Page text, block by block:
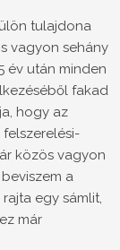
tulajdona
vagyon sehány
év után minden
fakad
hogy az
közös vagyon
a
egy sámlit,
már